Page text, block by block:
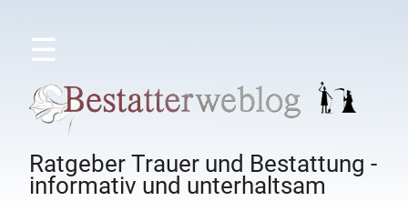
☰
Ratgeber Trauer und Bestattung -
informativ und unterhaltsam